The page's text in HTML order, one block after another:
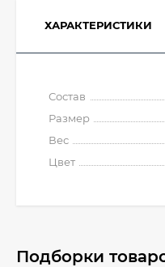
ХАРАКТЕРИСТИКИ
Состав
Размер
Вес
Цвет
Подборки